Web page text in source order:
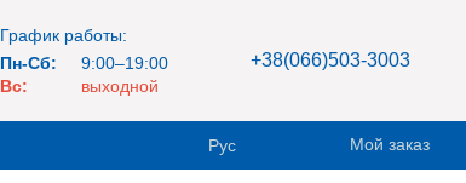
График работы:
Пн-Сб:
9:00–19:00
Вс:
выходной
+38(066)503-3003
Рус Мой заказ